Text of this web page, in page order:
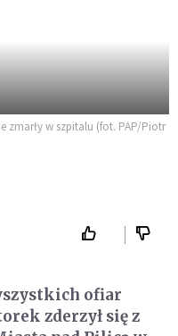
zmarły w szpitalu (fot. PAP/Piotr
ofiar
zderzył się z